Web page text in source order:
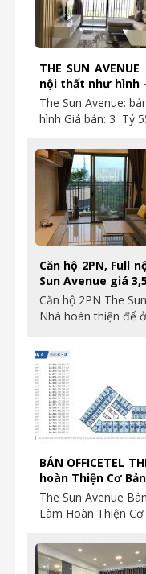
THE SUN
nội thất như hình
The Sun Avenue:
hình Giá bán: 3 Tỷ
Căn hộ 2PN, Full
Sun Avenue giá
Căn hộ 2PN The
Nhà hoàn thiện để
BÁN OFFICETEL
hoàn Thiện Cơ
The Sun Avenue
Làm Hoàn Thiện